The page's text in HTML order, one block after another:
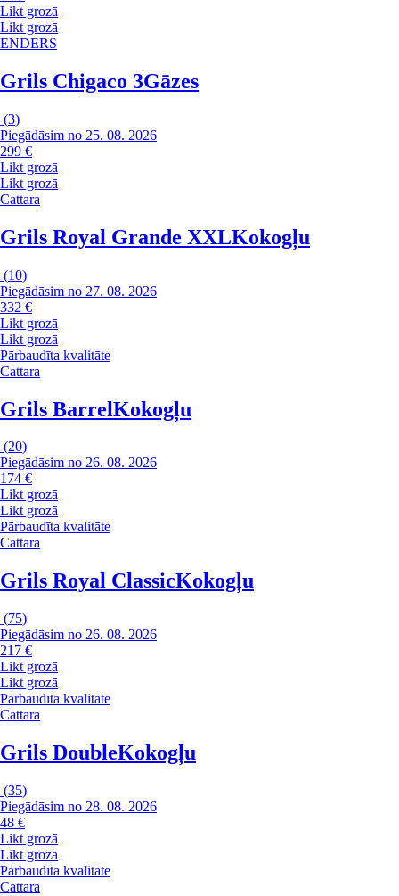
Likt grozā
Likt grozā
ENDERS
Grils Chigaco 3Gāzes
(3)
Piegādāsim no 25. 08. 2026
299 €
Likt grozā
Likt grozā
Cattara
Grils Royal Grande XXLKokogļu
(10)
Piegādāsim no 27. 08. 2026
332 €
Likt grozā
Likt grozā
Pārbaudīta kvalitāte
Cattara
Grils BarrelKokogļu
(20)
Piegādāsim no 26. 08. 2026
174 €
Likt grozā
Likt grozā
Pārbaudīta kvalitāte
Cattara
Grils Royal ClassicKokogļu
(75)
Piegādāsim no 26. 08. 2026
217 €
Likt grozā
Likt grozā
Pārbaudīta kvalitāte
Cattara
Grils DoubleKokogļu
(35)
Piegādāsim no 28. 08. 2026
48 €
Likt grozā
Likt grozā
Pārbaudīta kvalitāte
Cattara